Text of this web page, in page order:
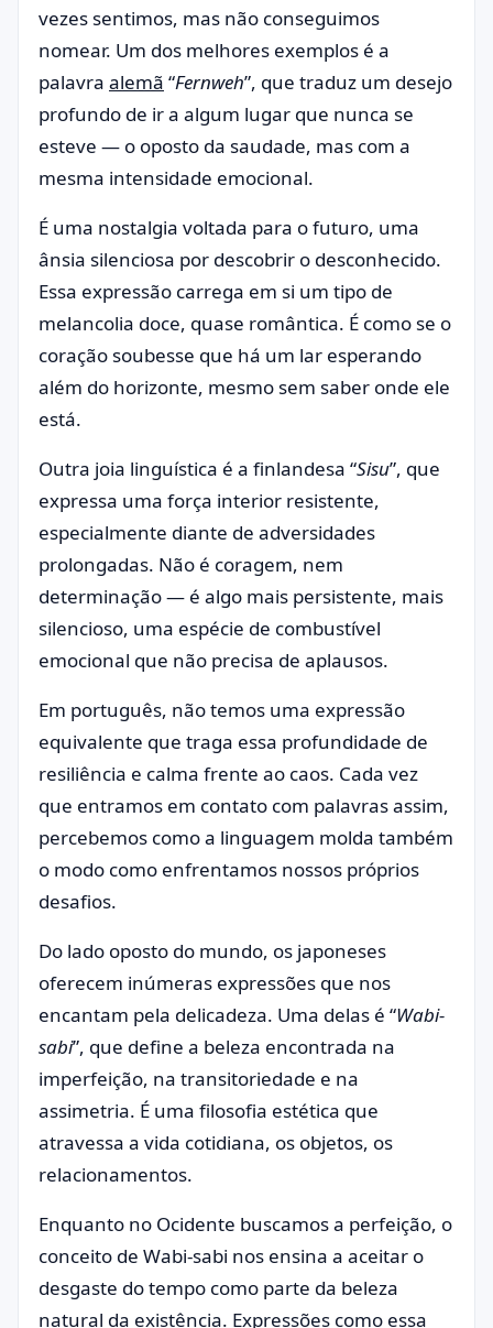
vezes sentimos, mas não conseguimos
nomear. Um dos melhores exemplos é a
palavra alemã “Fernweh”, que traduz um desejo
profundo de ir a algum lugar que nunca se
esteve — o oposto da saudade, mas com a
mesma intensidade emocional.
É uma nostalgia voltada para o futuro, uma
ânsia silenciosa por descobrir o desconhecido.
Essa expressão carrega em si um tipo de
melancolia doce, quase romântica. É como se o
coração soubesse que há um lar esperando
além do horizonte, mesmo sem saber onde ele
está.
Outra joia linguística é a finlandesa “Sisu”, que
expressa uma força interior resistente,
especialmente diante de adversidades
prolongadas. Não é coragem, nem
determinação — é algo mais persistente, mais
silencioso, uma espécie de combustível
emocional que não precisa de aplausos.
Em português, não temos uma expressão
equivalente que traga essa profundidade de
resiliência e calma frente ao caos. Cada vez
que entramos em contato com palavras assim,
percebemos como a linguagem molda também
o modo como enfrentamos nossos próprios
desafios.
Do lado oposto do mundo, os japoneses
oferecem inúmeras expressões que nos
encantam pela delicadeza. Uma delas é “Wabi-
sabi”, que define a beleza encontrada na
imperfeição, na transitoriedade e na
assimetria. É uma filosofia estética que
atravessa a vida cotidiana, os objetos, os
relacionamentos.
Enquanto no Ocidente buscamos a perfeição, o
conceito de Wabi-sabi nos ensina a aceitar o
desgaste do tempo como parte da beleza
natural da existência. Expressões como essa